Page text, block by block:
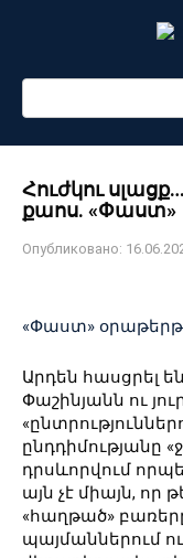
Поиск:
Հուժկու
քաոս. «Փաստ»
Опубликовано:
«Փաստ»
Արդեն հասցրել
Փաշինյանն ու
ընդդիմությանը
դրսևորվում
այն չէ միայն, որ
«հաղթած»
պայմաններում